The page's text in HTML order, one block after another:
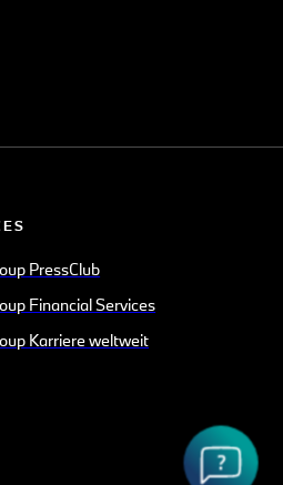
PressClub
Financial Services
Karriere weltweit